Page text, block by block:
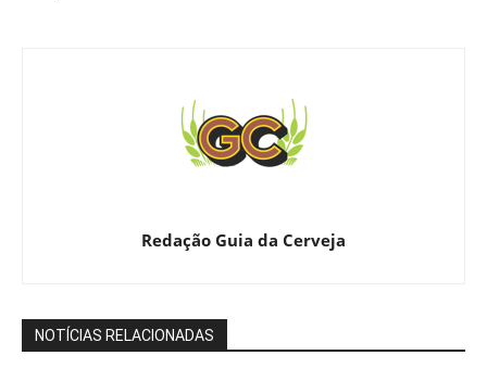
Redação Guia da Cerveja
NOTÍCIAS RELACIONADAS